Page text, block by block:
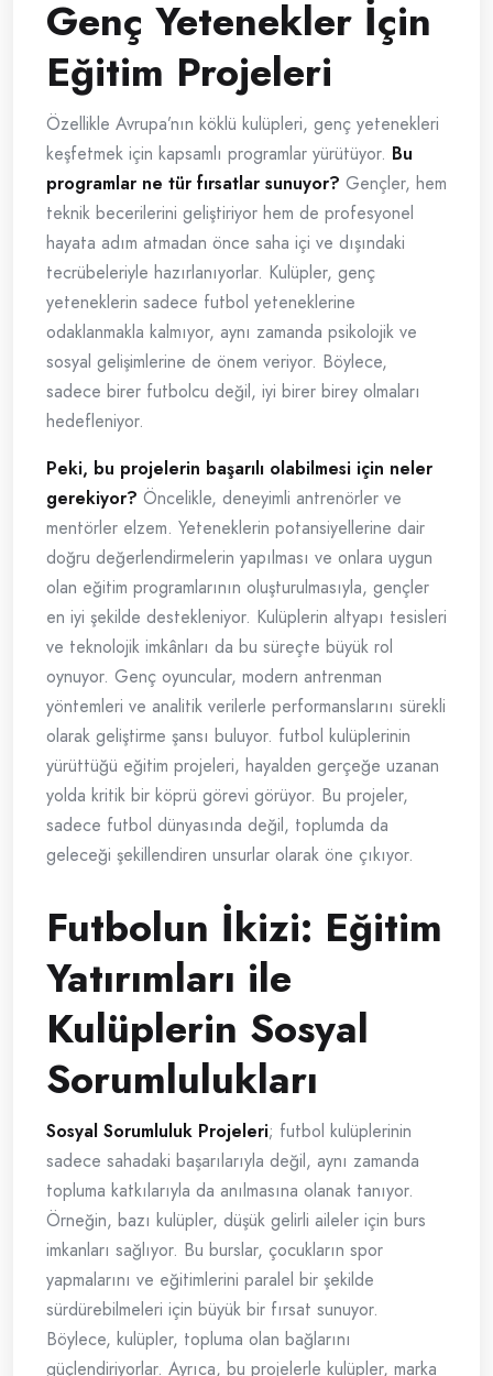
Genç Yetenekler İçin
Eğitim Projeleri
Özellikle Avrupa’nın köklü kulüpleri, genç yetenekleri
keşfetmek için kapsamlı programlar yürütüyor. Bu
programlar ne tür fırsatlar sunuyor? Gençler, hem
teknik becerilerini geliştiriyor hem de profesyonel
hayata adım atmadan önce saha içi ve dışındaki
tecrübeleriyle hazırlanıyorlar. Kulüpler, genç
yeteneklerin sadece futbol yeteneklerine
odaklanmakla kalmıyor, aynı zamanda psikolojik ve
sosyal gelişimlerine de önem veriyor. Böylece,
sadece birer futbolcu değil, iyi birer birey olmaları
hedefleniyor.
Peki, bu projelerin başarılı olabilmesi için neler
gerekiyor? Öncelikle, deneyimli antrenörler ve
mentörler elzem. Yeteneklerin potansiyellerine dair
doğru değerlendirmelerin yapılması ve onlara uygun
olan eğitim programlarının oluşturulmasıyla, gençler
en iyi şekilde destekleniyor. Kulüplerin altyapı tesisleri
ve teknolojik imkânları da bu süreçte büyük rol
oynuyor. Genç oyuncular, modern antrenman
yöntemleri ve analitik verilerle performanslarını sürekli
olarak geliştirme şansı buluyor. futbol kulüplerinin
yürüttüğü eğitim projeleri, hayalden gerçeğe uzanan
yolda kritik bir köprü görevi görüyor. Bu projeler,
sadece futbol dünyasında değil, toplumda da
geleceği şekillendiren unsurlar olarak öne çıkıyor.
Futbolun İkizi: Eğitim
Yatırımları ile
Kulüplerin Sosyal
Sorumlulukları
Sosyal Sorumluluk Projeleri; futbol kulüplerinin
sadece sahadaki başarılarıyla değil, aynı zamanda
topluma katkılarıyla da anılmasına olanak tanıyor.
Örneğin, bazı kulüpler, düşük gelirli aileler için burs
imkanları sağlıyor. Bu burslar, çocukların spor
yapmalarını ve eğitimlerini paralel bir şekilde
sürdürebilmeleri için büyük bir fırsat sunuyor.
Böylece, kulüpler, topluma olan bağlarını
güçlendiriyorlar. Ayrıca, bu projelerle kulüpler, marka